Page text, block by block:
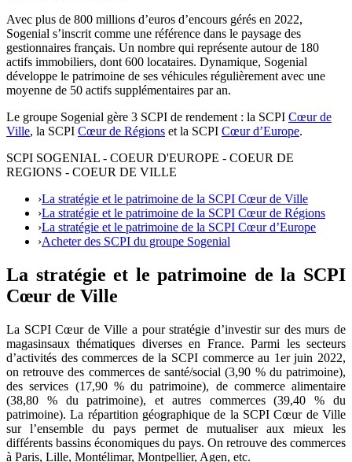
Avec plus de 800 millions d’euros d’encours gérés en 2022,
Sogenial s’inscrit comme une référence dans le paysage des
gestionnaires français. Un nombre qui représente autour de 180
actifs immobiliers, dont 600 locataires. Dynamique, Sogenial
développe le patrimoine de ses véhicules régulièrement avec une
moyenne de 50 actifs supplémentaires par an.
Le groupe Sogenial gère 3 SCPI de rendement : la SCPI Cœur de
Ville, la SCPI Cœur de Régions et la SCPI Cœur d’Europe.
SCPI SOGENIAL - COEUR D'EUROPE - COEUR DE
REGIONS - COEUR DE VILLE
›La stratégie et le patrimoine de la SCPI Cœur de Ville
›La stratégie et le patrimoine de la SCPI Cœur de Régions
›La stratégie et le patrimoine de la SCPI Cœur d’Europe
›Acheter des SCPI du groupe Sogenial
La stratégie et le patrimoine de la SCPI
Cœur de Ville
La SCPI Cœur de Ville a pour stratégie d’investir sur des murs de
magasinsaux thématiques diverses en France. Parmi les secteurs
d’activités des commerces de la SCPI commerce au 1er juin 2022,
on retrouve des commerces de santé/social (3,90 % du patrimoine),
des services (17,90 % du patrimoine), de commerce alimentaire
(38,80 % du patrimoine), et autres commerces (39,40 % du
patrimoine). La répartition géographique de la SCPI Cœur de Ville
sur l’ensemble du pays permet de mutualiser aux mieux les
différents bassins économiques du pays. On retrouve des commerces
à Paris, Lille, Montélimar, Montpellier, Agen, etc.